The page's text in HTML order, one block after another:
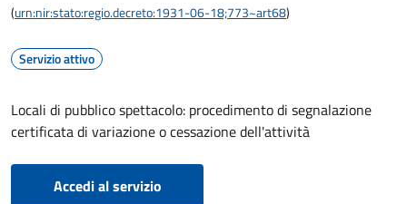
(urn:nir:stato:regio.decreto:1931-06-18;773~art68)
Servizio attivo
Locali di pubblico spettacolo: procedimento di segnalazione
certificata di variazione o cessazione dell'attività
Accedi al servizio